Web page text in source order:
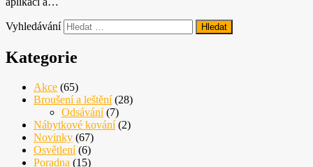
Vyhledávání
Kategorie
Akce (65)
Broušení a leštění(28)
Odsávání(7)
Nábytkové kování(2)
Novinky (67)
Osvětlení(6)
Poradna (15)